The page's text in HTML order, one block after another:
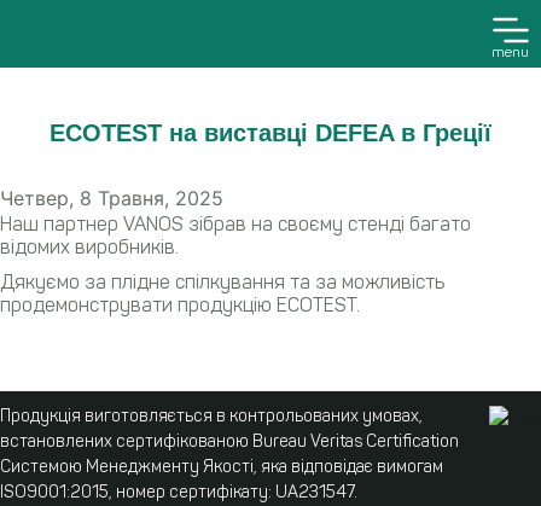
menu
ECOTEST на виставці DEFEA в Греції
Четвер, 8 Травня, 2025
Наш партнер VANOS зібрав на своєму стенді багато
відомих виробників.
Дякуємо за плідне спілкування та за можливість
продемонструвати продукцію ECOTEST.
Продукція виготовляється в контрольованих умовах,
встановлених сертифікованою Bureau Veritas Certification
Системою Менеджменту Якості, яка відповідає вимогам
ISO9001:2015, номер сертифікату: UA231547.